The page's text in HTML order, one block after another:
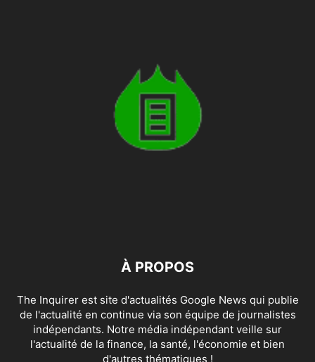
À PROPOS
The Inquirer est site d'actualités Google News qui publie
de l'actualité en continue via son équipe de journalistes
indépendants. Notre média indépendant veille sur
l'actualité de la finance, la santé, l'économie et bien
d'autres thématiques !